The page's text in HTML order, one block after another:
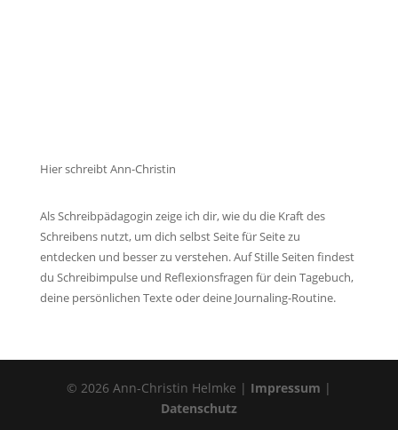
Hier schreibt Ann-Christin
Als Schreibpädagogin zeige ich dir, wie du die Kraft des
Schreibens nutzt, um dich selbst Seite für Seite zu
entdecken und besser zu verstehen. Auf Stille Seiten findest
du Schreibimpulse und Reflexionsfragen für dein Tagebuch,
deine persönlichen Texte oder deine Journaling-Routine.
© 2026 Ann-Christin Helmke | Impressum |
Datenschutz